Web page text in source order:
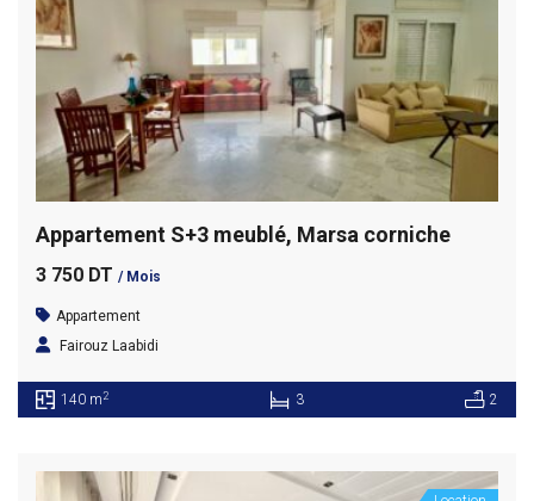
Appartement S+3 meublé, Marsa corniche
3 750 DT / Mois
Appartement
Fairouz Laabidi
140 m2 3 2